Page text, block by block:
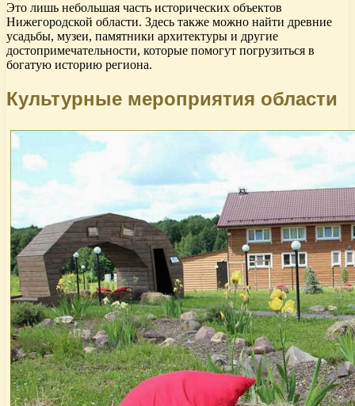
Это лишь небольшая часть исторических объектов
Нижегородской области. Здесь также можно найти древние
усадьбы, музеи, памятники архитектуры и другие
достопримечательности, которые помогут погрузиться в
богатую историю региона.
Культурные мероприятия области